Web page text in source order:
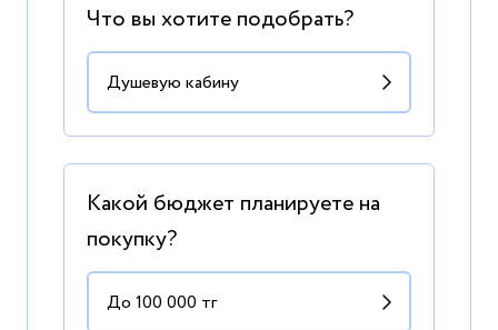
Что вы хотите подобрать?
Какой бюджет планируете на
покупку?